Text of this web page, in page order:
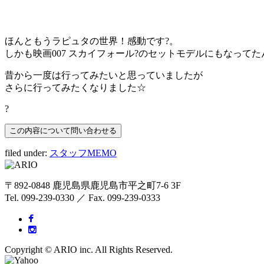
ほんともうラピュタの世界！感動です?。
しかも映画007 スカイフォール?のセットモデルにもなってた
昔から一度は行ってみたいと思っていましたが
さらに行ってみたくなりました☆
?
filed under: スタッフMEMO
〒892-0848 鹿児島県鹿児島市平之町7-6 3F
Tel. 099-239-0330 ／ Fax. 099-239-0333
Copyright © ARIO inc. All Rights Reserved.